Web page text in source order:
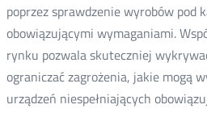
poprzez sprawdzenie wyrobów pod
obowiązującymi wymaganiami.
rynku pozwala skuteczniej
ograniczać zagrożenia, jakie mogą
urządzeń niespełniających